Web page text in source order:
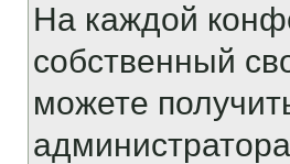
На каждой
собственный
можете